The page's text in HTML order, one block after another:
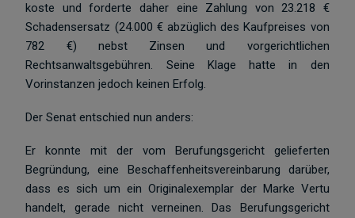
koste und forderte daher eine Zahlung von 23.218 €
Schadensersatz (24.000 € abzüglich des Kaufpreises von
782 €) nebst Zinsen und vorgerichtlichen
Rechtsanwaltsgebühren. Seine Klage hatte in den
Vorinstanzen jedoch keinen Erfolg.
Der Senat entschied nun anders:
Er konnte mit der vom Berufungsgericht gelieferten
Begründung, eine Beschaffenheitsvereinbarung darüber,
dass es sich um ein Originalexemplar der Marke Vertu
handelt, gerade nicht verneinen. Das Berufungsgericht